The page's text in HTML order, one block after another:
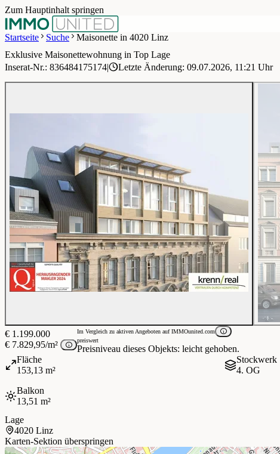
Zum Hauptinhalt springen
Startseite Suche Maisonette in 4020 Linz
1 / 7
Exklusive Maisonettewohnung in Top Lage
Inserat-Nr.: 836484175174| Letzte Änderung: 09.07.2026, 11:21 Uhr
€ 1.199.000
€ 7.829,95/m²
Im Vergleich zu aktiven Angeboten auf IMMOunited.com
preiswert
Preisniveau dieses Objekts: leicht gehoben.
Fläche
153,13 m²
Stockwerk
4. OG
Balkon
13,51 m²
Lage
4020 Linz
Karten-Sektion überspringen